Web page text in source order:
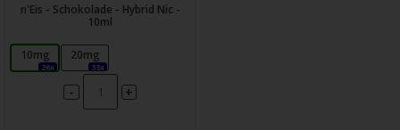
n'Eis - Schokolade - Hybrid Nic -
10ml
10mg
26x
20mg
33x
- +